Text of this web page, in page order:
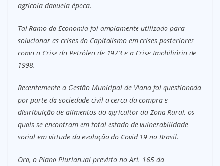
agrícola daquela época.
Tal Ramo da Economia foi amplamente utilizado para
solucionar as crises do Capitalismo em crises posteriores
como a Crise do Petróleo de 1973 e a Crise Imobiliária de
1998.
Recentemente a Gestão Municipal de Viana foi questionada
por parte da sociedade civil a cerca da compra e
distribuição de alimentos do agricultor da Zona Rural, os
quais se encontram em total estado de vulnerabilidade
social em virtude da evolução do Covid 19 no Brasil.
Ora, o Plano Plurianual previsto no Art. 165 da